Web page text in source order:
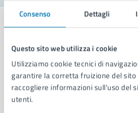
Consenso Dettagli
Questo sito web utilizza i cookie
Utilizziamo cookie tecnici di
garantire la corretta fruizione del
raccogliere informazioni sull'uso del
utenti.
Comune di Napoli
AMMINISTRAZIONE
Aree amministrative